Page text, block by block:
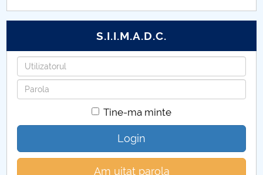
Sesiuni de comunicări științifice studențești
Mobilități ERASMUS +
Tabere
Taxe
Regulamente, metodologii, proceduri
S.I.I.M.A.D.C.
Utilizatorul
Parola
Tine-ma minte
Login
Am uitat parola